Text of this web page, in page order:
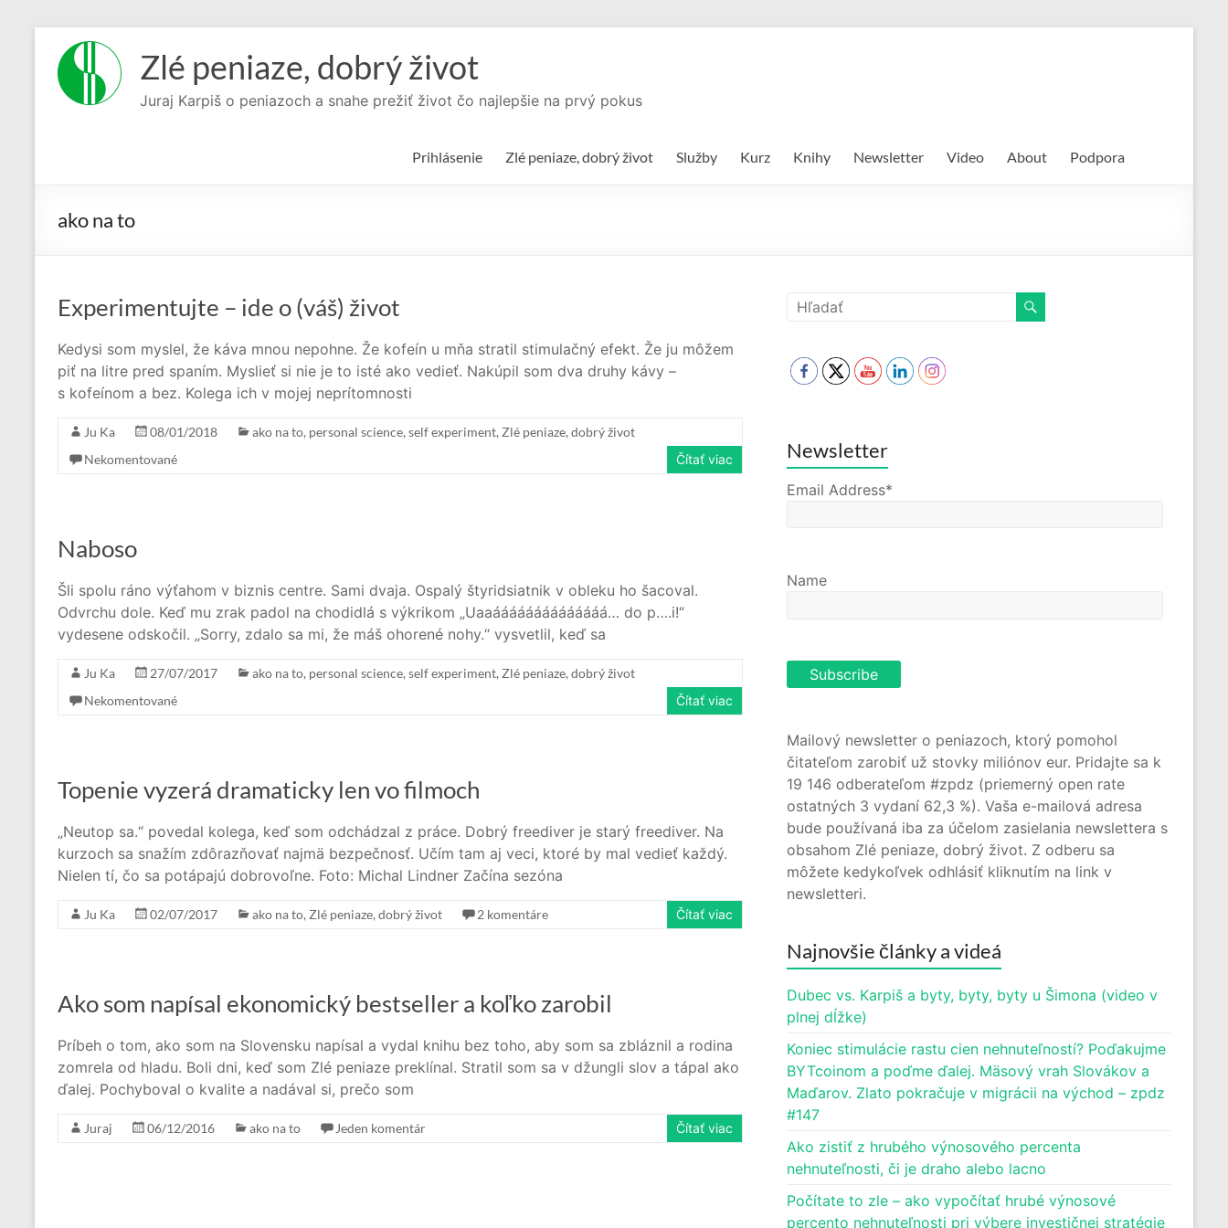
obsah
Zlé peniaze, dobrý život
Juraj Karpiš o peniazoch a snahe prežiť život čo najlepšie na prvý pokus
Prihlásenie Zlé peniaze, dobrý život Služby Kurz Knihy Newsletter Video About Podpora
ako na to
Experimentujte – ide o (váš) život
Kedysi som myslel, že káva mnou nepohne. Že kofeín u mňa stratil stimulačný efekt. Že ju môžem
piť na litre pred spaním. Myslieť si nie je to isté ako vedieť. Nakúpil som dva druhy kávy –
s kofeínom a bez. Kolega ich v mojej neprítomnosti
Ju Ka 08/01/2018 ako na to, personal science, self experiment, Zlé peniaze, dobrý život
Nekomentované
Čítať viac
Naboso
Šli spolu ráno výťahom v biznis centre. Sami dvaja. Ospalý štyridsiatnik v obleku ho šacoval.
Odvrchu dole. Keď mu zrak padol na chodidlá s výkrikom „Uaaáááááááááááááá… do p….i!“
vydesene odskočil. „Sorry, zdalo sa mi, že máš ohorené nohy.“ vysvetlil, keď sa
Ju Ka 27/07/2017 ako na to, personal science, self experiment, Zlé peniaze, dobrý život
Nekomentované
Čítať viac
Topenie vyzerá dramaticky len vo filmoch
„Neutop sa.“ povedal kolega, keď som odchádzal z práce. Dobrý freediver je starý freediver. Na
kurzoch sa snažím zdôrazňovať najmä bezpečnosť. Učím tam aj veci, ktoré by mal vedieť každý.
Nielen tí, čo sa potápajú dobrovoľne. Foto: Michal Lindner Začína sezóna
Ju Ka 02/07/2017 ako na to, Zlé peniaze, dobrý život 2 komentáre Čítať viac
Ako som napísal ekonomický bestseller a koľko zarobil
Príbeh o tom, ako som na Slovensku napísal a vydal knihu bez toho, aby som sa zbláznil a rodina
zomrela od hladu. Boli dni, keď som Zlé peniaze preklínal. Stratil som sa v džungli slov a tápal ako
ďalej. Pochyboval o kvalite a nadával si, prečo som
Juraj 06/12/2016 ako na to Jeden komentár Čítať viac
Newsletter
Email Address*
Name
Mailový newsletter o peniazoch, ktorý pomohol
čitateľom zarobiť už stovky miliónov eur. Pridajte sa k
19 146 odberateľom #zpdz (priemerný open rate
ostatných 3 vydaní 62,3 %). Vaša e-mailová adresa
bude používaná iba za účelom zasielania newslettera s
obsahom Zlé peniaze, dobrý život. Z odberu sa
môžete kedykoľvek odhlásiť kliknutím na link v
newsletteri.
Najnovšie články a videá
Dubec vs. Karpiš a byty, byty, byty u Šimona (video v
plnej dĺžke)
Koniec stimulácie rastu cien nehnuteľností? Poďakujme
BYTcoinom a poďme ďalej. Mäsový vrah Slovákov a
Maďarov. Zlato pokračuje v migrácii na východ – zpdz
#147
Ako zistiť z hrubého výnosového percenta
nehnuteľnosti, či je draho alebo lacno
Počítate to zle – ako vypočítať hrubé výnosové
percento nehnuteľnosti pri výbere investičnej stratégie